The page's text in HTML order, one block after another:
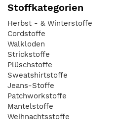
Stoffkategorien
Herbst - & Winterstoffe
Cordstoffe
Walkloden
Strickstoffe
Plüschstoffe
Sweatshirtstoffe
Jeans-Stoffe
Patchworkstoffe
Mantelstoffe
Weihnachtsstoffe